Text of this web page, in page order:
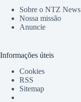
Sobre o NTZ News
Nossa missão
Anuncie
Informações úteis
Cookies
RSS
Sitemap